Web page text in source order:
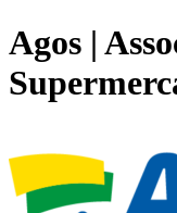
Agos |